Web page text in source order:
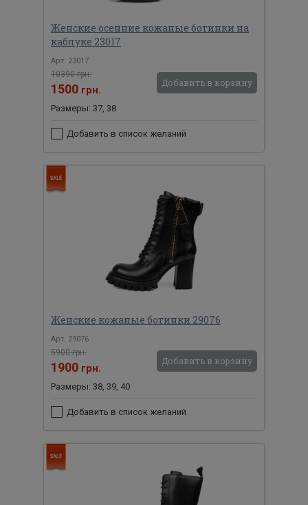
Женские осенние кожаные ботинки на
каблуке 23017
Арт: 23017
10390 грн.
1500 грн.
Добавить в корзину
Размеры: 37, 38
Добавить в список желаний
Женские кожаные ботинки 29076
Арт: 29076
5900 грн.
1900 грн.
Добавить в корзину
Размеры: 38, 39, 40
Добавить в список желаний